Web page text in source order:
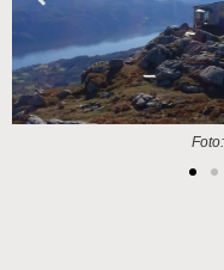
Foto: Per